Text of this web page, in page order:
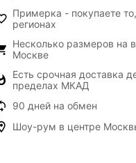
Примерка - покупаете
регионах
Несколько размеров на
Москве
Есть срочная доставка
пределах МКАД
90 дней на обмен
Шоу-рум в центре